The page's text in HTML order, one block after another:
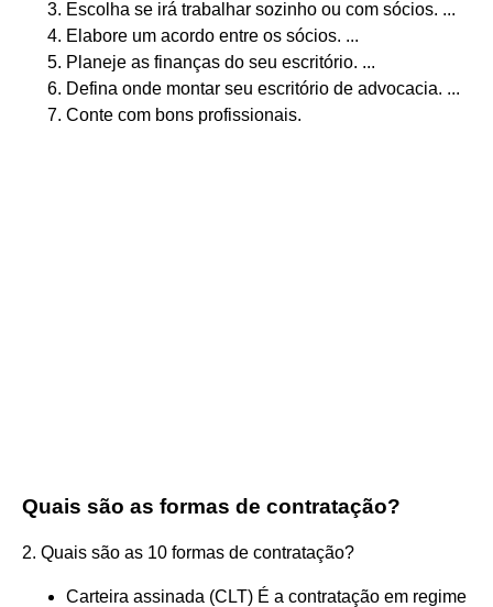
Escolha se irá trabalhar sozinho ou com sócios. ...
Elabore um acordo entre os sócios. ...
Planeje as finanças do seu escritório. ...
Defina onde montar seu escritório de advocacia. ...
Conte com bons profissionais.
Quais são as formas de contratação?
2. Quais são as 10 formas de contratação?
Carteira assinada (CLT) É a contratação em regime